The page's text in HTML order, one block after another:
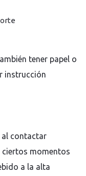
tener papel o
instrucción
al contactar
ciertos momentos
a la alta